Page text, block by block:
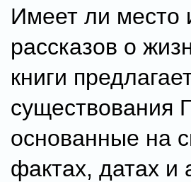
Имеет ли место
рассказов о
книги
существования
основанные на
фактах, датах и